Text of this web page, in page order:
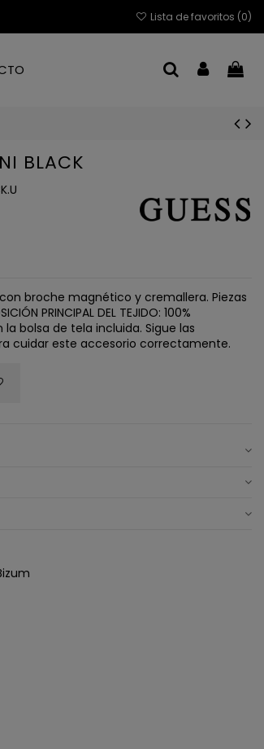
Lista de favoritos (0)
BLACK
broche magnético y cremallera. Piezas
PRINCIPAL DEL TEJIDO: 100%
bolsa de tela incluida. Sigue las
cuidar este accesorio correctamente.